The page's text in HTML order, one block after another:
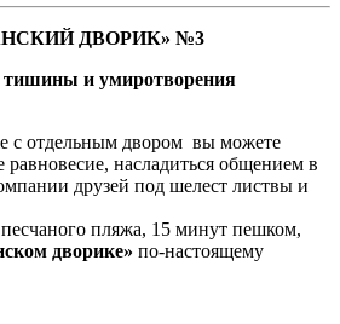
ДВОРИК» №3
тишины и умиротворения
с отдельным двором вы можете
равновесие, насладиться общением в
друзей под шелест листвы и
пляжа, 15 минут пешком,
дворике» по-настоящему